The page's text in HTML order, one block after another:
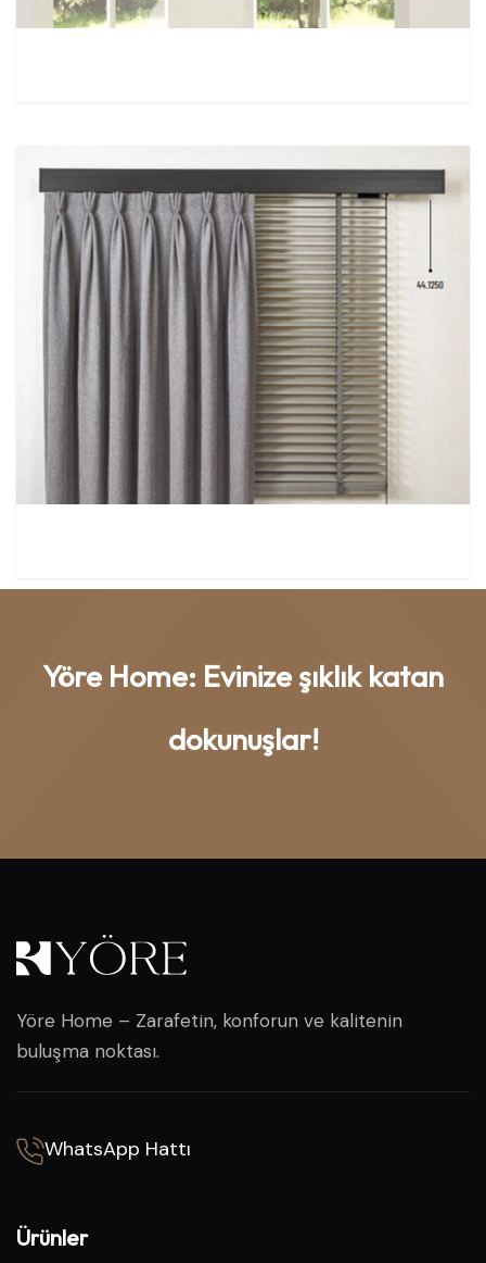
Yöre Home: Evinize şıklık katan
dokunuşlar!
Yöre Home – Zarafetin, konforun ve kalitenin
buluşma noktası.
WhatsApp Hattı
Ürünler